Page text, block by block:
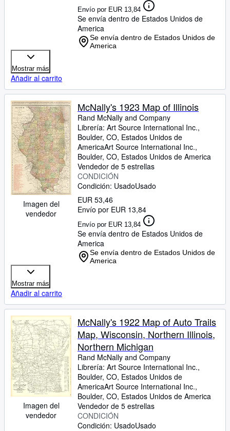
Envío por EUR 13,84
Se envía dentro de Estados Unidos de
America
Se envía dentro de Estados Unidos de
America
Mostrar más
Añadir al carrito
Imagen del
vendedor
McNally's 1923 Map of Illinois
Rand McNally and Company
Librería: Art Source International Inc.,
Boulder, CO, Estados Unidos de
AmericaArt Source International Inc.,
Boulder, CO, Estados Unidos de America
Vendedor de 5 estrellas
CONDICIÓN
Condición: UsadoUsado
EUR 53,46
Envío por EUR 13,84
Envío por EUR 13,84
Se envía dentro de Estados Unidos de
America
Se envía dentro de Estados Unidos de
America
Mostrar más
Añadir al carrito
Imagen del
vendedor
McNally's 1922 Map of Auto Trails
Map, Wisconsin, Northern Illinois,
Northern Michigan
Rand McNally and Company
Librería: Art Source International Inc.,
Boulder, CO, Estados Unidos de
AmericaArt Source International Inc.,
Boulder, CO, Estados Unidos de America
Vendedor de 5 estrellas
CONDICIÓN
Condición: UsadoUsado